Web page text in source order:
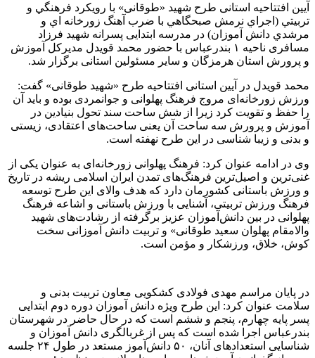
آیین افتتاحیه استانی طرح شهید «طوقانی» با رويكرد فرهنگي و
تربيتي (اجراي نرمش صبحگاهي با ضرب آهنگ زورخانه اي و
مرشدي دانش آموزان) در مدرسه ابتدایی پسرانه شهید فرزاد
مسافری ناحیه ۱ بندرعباس با حضور محمد قویدل مدیرکل آموزش
و پرورش استان هرمزگان و سایر مسئولین استانی برگزار شد.
محمد قویدل در آیین استانی افتتاحیه طرح «شهید طوقانی» گفت:
ورزش زورخانه‌ای مروج فرهنگ پهلوانی و جوانمردی بوده و باید آن
را حفظ و تقویت کرد زیرا از شش ساحت سند تحول بنیادین در
آموزش و پرورش سه ساحت آن یعنی ساحت‌های اعتقادی، زیستی
و بدنی و زیبا شناسی در این طرح نهفته است.
وی در ادامه عنوان کرد: فرهنگ پهلوانی زورخانه‌ای به‌ عنوان یکی از
غنی‌ترین و اصیل‌ترین فرهنگ‌های تمدن ایران اسلامی ریشه در تاریخ
و ورزش باستانی کشورمان دارد که هدف والای این طرح توسعه
فرهنگ ورزش تربیتی، آشنایی با ورزش باستانی و اشاعه فرهنگ
پهلوانی در بین دانش‌آموزان عزیز برگرفته از رشادت‌های شهید
والامقام پهلوان سعید طوقانی» و تربیت دانش آموزانی سخت
کوش، خلاق، ورزشکار و مؤمن است.
در پایان مراسم مهدی فولادی کشکویی معاون تربیت بدنی و
سلامت عنوان کرد: این طرح ویژه دانش آموزان دوره دوم ابتدایی
پسر پایه چهارم، پنجم و ششم است که در حال حاضر در شهرستان
بندرعباس اجرا شده است که پس از غربالگری دانش آموزان و
شناسایی استعدادهای آنان، ۵۰ دانش‌آموز مستعد در طول ۲۴ جلسه